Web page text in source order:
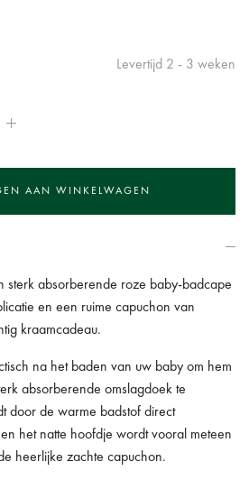
Levertijd 2 - 3 weken
sterk absorberende roze baby-badcape
en een ruime capuchon van
kraamcadeau.
na het baden van uw baby om hem
absorberende omslagdoek te
door de warme badstof direct
het natte hoofdje wordt vooral meteen
heerlijke zachte capuchon.